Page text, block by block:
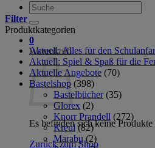
Suche
nach:
0
Warenkorb
Es befinden sich keine
Zurück zum Shop
Filter
Produktkategorien
Aktuell: Alles für den
Aktuell: Spiel & Spaß für die
Aktuelle Angebote (70)
Bastelshop (398)
Bastelbücher (35)
Glorex (2)
Knorr Prandell (272)
Kreul (82)
Marabu (2)